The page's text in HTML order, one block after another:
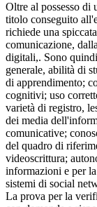
Oltre al possesso di
titolo conseguito
richiede una
comunicazione,
digitali,. Sono
generale, abilità di
di apprendimento;
cognitivi; uso
varietà di registro,
dei media
comunicative;
del quadro di
videoscrittura;
informazioni e per
sistemi di social
La prova per la